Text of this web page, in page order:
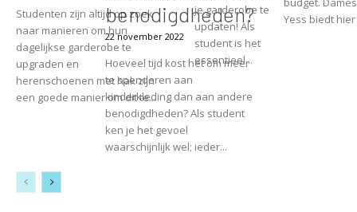
Studenten zijn altijd op zoek
naar manieren om hun
dagelijkse garderobe te
upgraden en
herenschoenen met hak zijn
een goede manier om dit te...
benodigdheden?
22 november 2022
Hoeveel tijd kost het om meer
te spenderen aan
kinderkleding dan aan andere
benodigdheden? Als student
ken je het gevoel
waarschijnlijk wel; ieder...
je garderobe te
updaten! Als
student is het
essentieel...
Yess biedt hier